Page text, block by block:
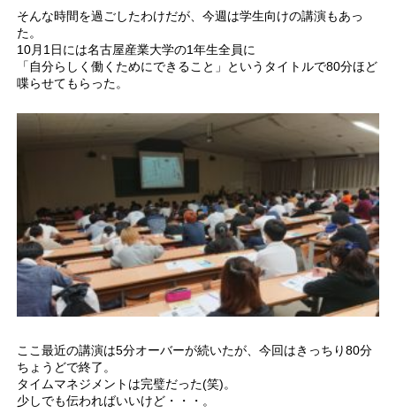
そんな時間を過ごしたわけだが、今週は学生向けの講演もあっ
た。
10月1日には名古屋産業大学の1年生全員に
「自分らしく働くためにできること」というタイトルで80分ほど
喋らせてもらった。
ここ最近の講演は5分オーバーが続いたが、今回はきっちり80分
ちょうどで終了。
タイムマネジメントは完璧だった(笑)。
少しでも伝わればいいけど・・・。